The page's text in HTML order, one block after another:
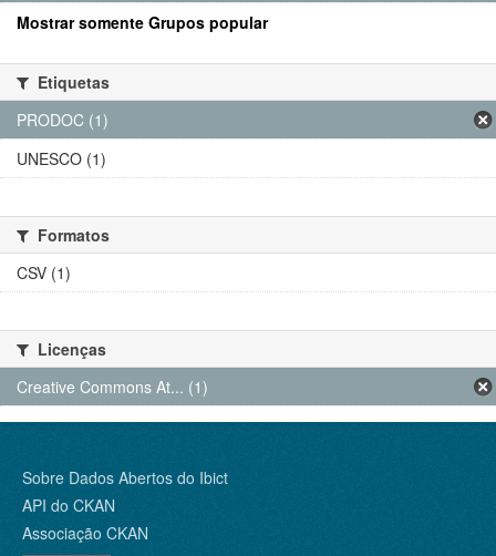
Mostrar somente Grupos popular
Etiquetas
PRODOC (1)
UNESCO (1)
Formatos
CSV (1)
Licenças
Creative Commons At... (1)
Sobre Dados Abertos do Ibict
API do CKAN
Associação CKAN